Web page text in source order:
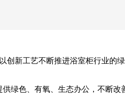
新工艺不断推进浴室柜行业的绿
绿色、有氧、生态办公，不断改